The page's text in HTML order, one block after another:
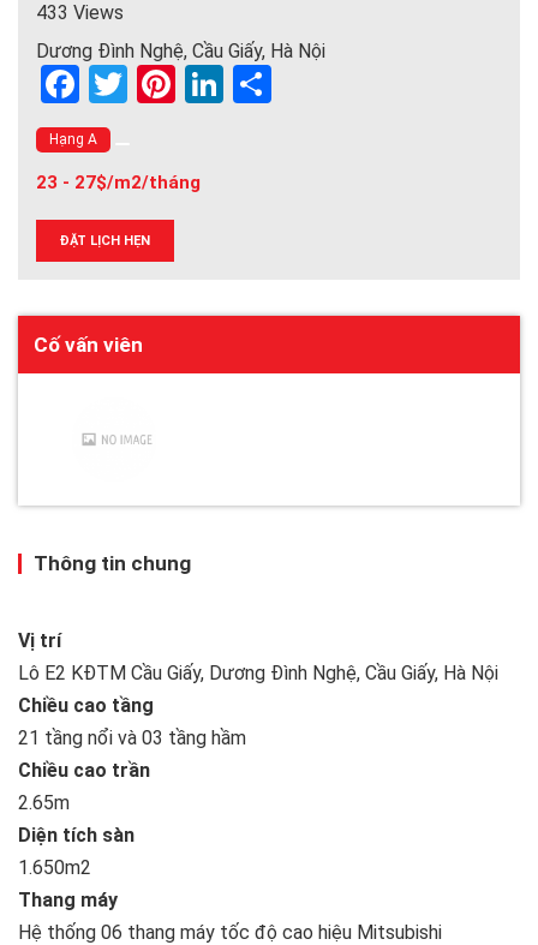
433 Views
Dương Đình Nghệ, Cầu Giấy, Hà Nội
F
a
ce
b
o
o
k
T
er
Pi
es
Li
Hạng A
23 - 27$/m2/tháng
ĐẶT LỊCH HẸN
Cố vấn viên
Thông tin chung
Vị trí
Lô E2 KĐTM Cầu Giấy, Dương Đình Nghệ, Cầu Giấy, Hà Nội
Chiều cao tầng
21 tầng nổi và 03 tầng hầm
Chiều cao trần
2.65m
Diện tích sàn
1.650m2
Thang máy
Hệ thống 06 thang máy tốc độ cao hiệu Mitsubishi